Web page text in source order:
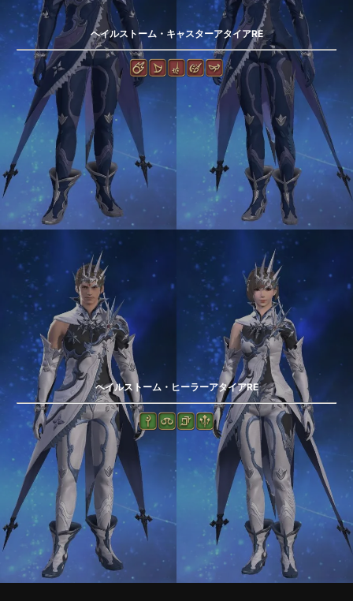
ヘイルストーム・キャスターアタイアRE
ヘイルストーム・ヒーラーアタイアRE